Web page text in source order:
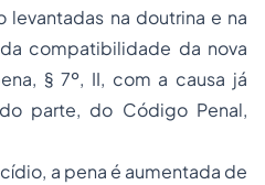
levantadas na doutrina e na
compatibilidade da nova
§ 7º, II, com a causa já
parte, do Código Penal,
a pena é aumentada de